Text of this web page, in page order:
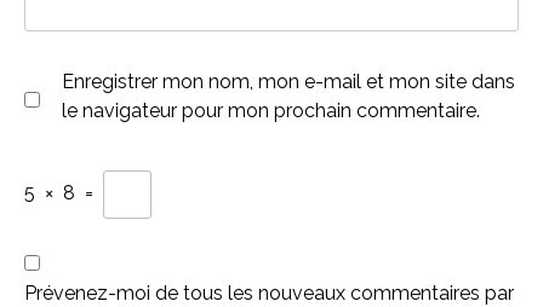
Enregistrer mon nom, mon e-mail et mon site dans
le navigateur pour mon prochain commentaire.
5 × 8 =
Prévenez-moi de tous les nouveaux commentaires par